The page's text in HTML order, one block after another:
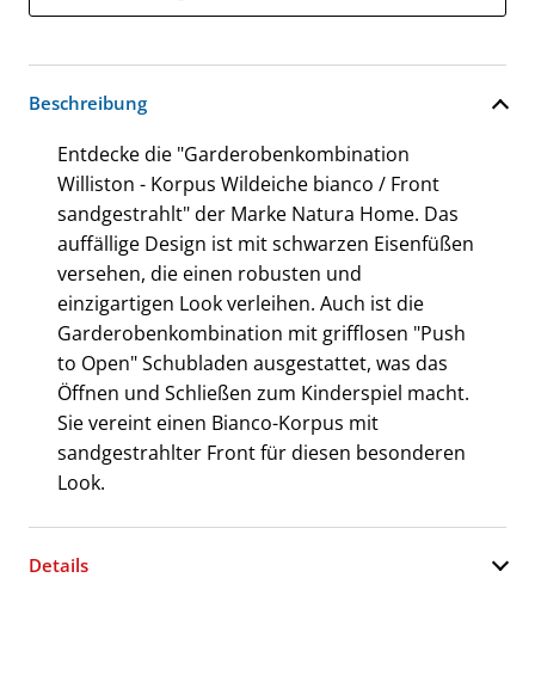
Beschreibung
Entdecke die "Garderobenkombination
Williston - Korpus Wildeiche bianco / Front
sandgestrahlt" der Marke Natura Home. Das
auffällige Design ist mit schwarzen Eisenfüßen
versehen, die einen robusten und
einzigartigen Look verleihen. Auch ist die
Garderobenkombination mit grifflosen "Push
to Open" Schubladen ausgestattet, was das
Öffnen und Schließen zum Kinderspiel macht.
Sie vereint einen Bianco-Korpus mit
sandgestrahlter Front für diesen besonderen
Look.
Details